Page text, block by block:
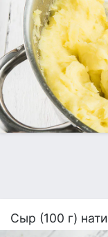
Сыр (100 г)